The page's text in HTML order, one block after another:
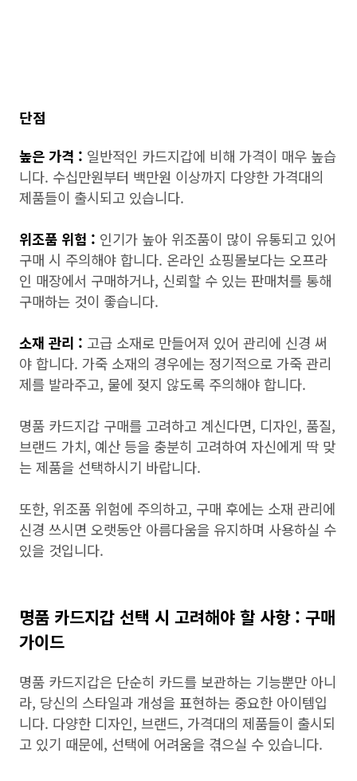
단점
높은 가격 : 일반적인 카드지갑에 비해 가격이 매우 높습
니다. 수십만원부터 백만원 이상까지 다양한 가격대의
제품들이 출시되고 있습니다.
위조품 위험 : 인기가 높아 위조품이 많이 유통되고 있어
구매 시 주의해야 합니다. 온라인 쇼핑몰보다는 오프라
인 매장에서 구매하거나, 신뢰할 수 있는 판매처를 통해
구매하는 것이 좋습니다.
소재 관리 : 고급 소재로 만들어져 있어 관리에 신경 써
야 합니다. 가죽 소재의 경우에는 정기적으로 가죽 관리
제를 발라주고, 물에 젖지 않도록 주의해야 합니다.
명품 카드지갑 구매를 고려하고 계신다면, 디자인, 품질,
브랜드 가치, 예산 등을 충분히 고려하여 자신에게 딱 맞
는 제품을 선택하시기 바랍니다.
또한, 위조품 위험에 주의하고, 구매 후에는 소재 관리에
신경 쓰시면 오랫동안 아름다움을 유지하며 사용하실 수
있을 것입니다.
명품 카드지갑 선택 시 고려해야 할 사항 : 구매
가이드
명품 카드지갑은 단순히 카드를 보관하는 기능뿐만 아니
라, 당신의 스타일과 개성을 표현하는 중요한 아이템입
니다. 다양한 디자인, 브랜드, 가격대의 제품들이 출시되
고 있기 때문에, 선택에 어려움을 겪으실 수 있습니다.